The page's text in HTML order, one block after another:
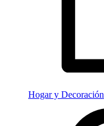
Hogar y Decoración